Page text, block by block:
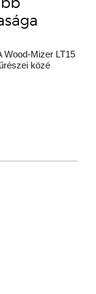
Wood-Mizer LT15
közé